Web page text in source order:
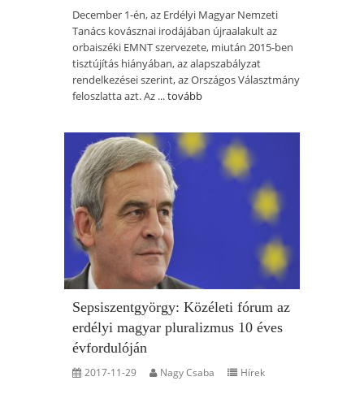
December 1-én, az Erdélyi Magyar Nemzeti
Tanács kovásznai irodájában újraalakult az
orbaiszéki EMNT szervezete, miután 2015-ben
tisztújítás hiányában, az alapszabályzat
rendelkezései szerint, az Országos Választmány
feloszlatta azt. Az ...tovább
Sepsiszentgyörgy: Közéleti fórum az
erdélyi magyar pluralizmus 10 éves
évfordulóján
2017-11-29 Nagy Csaba Hírek